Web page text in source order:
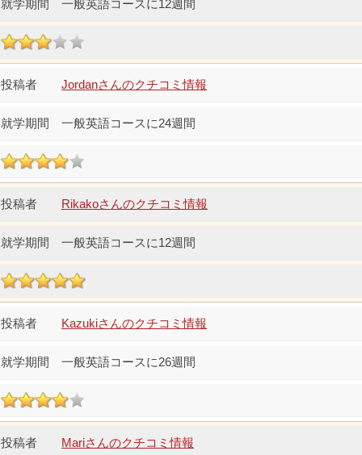
一般英語コースに12週間
Jordanさんのクチコミ情報
一般英語コースに24週間
Rikakoさんのクチコミ情報
一般英語コースに12週間
Kazukiさんのクチコミ情報
一般英語コースに26週間
Mariさんのクチコミ情報